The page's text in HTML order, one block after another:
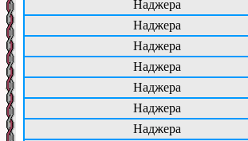
Наджера
Наджера
Наджера
Наджера
Наджера
Наджера
Наджера